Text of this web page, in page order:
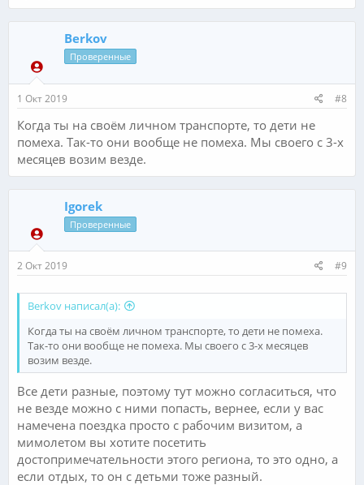
Berkov
Проверенные
1 Окт 2019 #8
Когда ты на своём личном транспорте, то дети не
помеха. Так-то они вообще не помеха. Мы своего с 3-х
месяцев возим везде.
Igorek
Проверенные
2 Окт 2019 #9
Berkov написал(а):
Когда ты на своём личном транспорте, то дети не помеха.
Так-то они вообще не помеха. Мы своего с 3-х месяцев
возим везде.
Все дети разные, поэтому тут можно согласиться, что
не везде можно с ними попасть, вернее, если у вас
намечена поездка просто с рабочим визитом, а
мимолетом вы хотите посетить
достопримечательности этого региона, то это одно, а
если отдых, то он с детьми тоже разный.